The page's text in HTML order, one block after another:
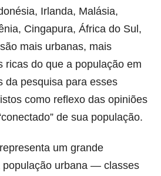
Irlanda, Malásia,
Cingapura, África do Sul,
mais urbanas, mais
ricas do que a população em
da pesquisa para esses
como reflexo das opiniões
de sua população.
um grande
população urbana — classes